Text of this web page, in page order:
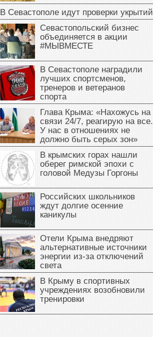
В Севастополе идут проверки укрытий
Севастопольский бизнес
объединяется в акции
#МЫВМЕСТЕ
В Севастополе наградили
лучших спортсменов,
тренеров и ветеранов
спорта
Глава Крыма: «Нахожусь на
связи 24/7, реагирую на все.
У нас в отношениях не
должно быть серых зон»
В крымских горах нашли
оберег римской эпохи с
головой Медузы Горгоны
Российских школьников
ждут долгие осенние
каникулы
Отели Крыма внедряют
альтернативные источники
энергии из-за отключений
света
В Крыму в спортивных
учреждениях возобновили
тренировки